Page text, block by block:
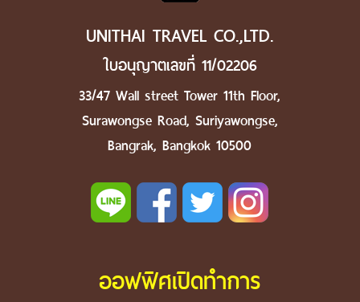
UNITHAI TRAVEL CO.,LTD.
ใบอนุญาตเลขที่ 11/02206
33/47 Wall street Tower 11th Floor,
Surawongse Road, Suriyawongse,
Bangrak, Bangkok 10500
ออฟฟิศเปิดทำการ